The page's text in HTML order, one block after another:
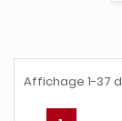
Affichage 1-37